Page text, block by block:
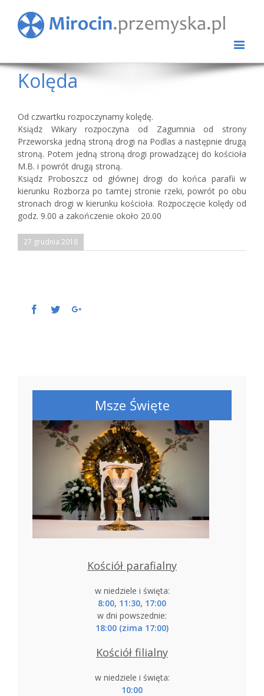
Kolęda
Od czwartku rozpoczynamy kolędę.
Ksiądz Wikary rozpoczyna od Zagumnia od strony
Przeworska jedną stroną drogi na Podlas a następnie drugą
stroną. Potem jedną stroną drogi prowadzącej do kościoła
M.B. i powrót drugą stroną.
Ksiądz Proboszcz od głównej drogi do końca parafii w
kierunku Rozborza po tamtej stronie rzeki, powrót po obu
stronach drogi w kierunku kościoła. Rozpoczęcie kolędy od
godz. 9.00 a zakończenie około 20.00
27 grudnia 2018
Facebook
TwitterGoogle+
Msze Święte
Kościół parafialny
w niedziele i święta:
8:00, 11:30, 17:00
w dni powszednie:
18:00 (zima 17:00)
Kościół filialny
w niedziele i święta:
10:00